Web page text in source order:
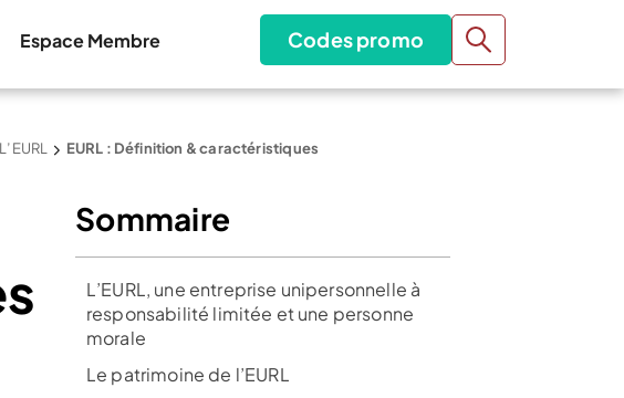
Espace Membre Codes promo
L’EURL EURL : Définition & caractéristiques
Sommaire
L’EURL, une entreprise unipersonnelle à
responsabilité limitée et une personne
morale
Le patrimoine de l’EURL